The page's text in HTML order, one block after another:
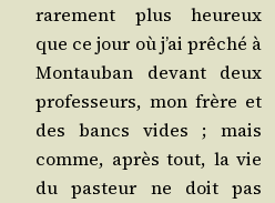
rare­ment plus heu­reux
que ce jour où j’ai prê­ché à
Mon­tau­ban devant deux
pro­fes­seurs, mon frère et
des bancs vides ; mais
comme, après tout, la vie
du pas­teur ne doit pas